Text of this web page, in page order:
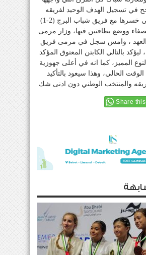
في تسجيل الهدف الوحيد لفريقه
في المباراة التي خسرها مع فريق شباب البرج (2-1)
ووضع بطاقتين فيها، وزار مرمى
العهد ، وامس سجل في مرمى فريق
بالتالي الكابتن المعتوق المؤكد
المميز، كما انه في أعلى جهوزية
الحالي، وهذا سيعود بالتأكيد
والمنتخب الوطني دون ادنى شك
Share